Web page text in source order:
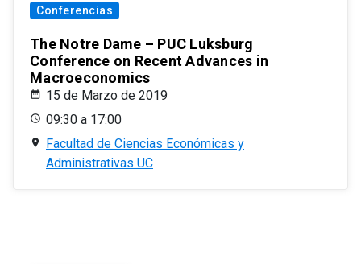
Conferencias
The Notre Dame – PUC Luksburg
Conference on Recent Advances in
Macroeconomics
15 de Marzo de 2019
09:30 a 17:00
Facultad de Ciencias Económicas y
Administrativas UC